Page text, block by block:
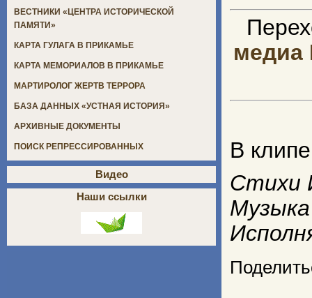
медиа
В
Стихи
ВЕСТНИКИ «ЦЕНТРА ИСТОРИЧЕСКОЙ
ПАМЯТИ»
КАРТА ГУЛАГА В ПРИКАМЬЕ
КАРТА МЕМОРИАЛОВ В ПРИКАМЬЕ
МАРТИРОЛОГ ЖЕРТВ ТЕРРОРА
БАЗА ДАННЫХ «УСТНАЯ ИСТОРИЯ»
АРХИВНЫЕ ДОКУМЕНТЫ
ПОИСК РЕПРЕССИРОВАННЫХ
Видео
Наши ссылки